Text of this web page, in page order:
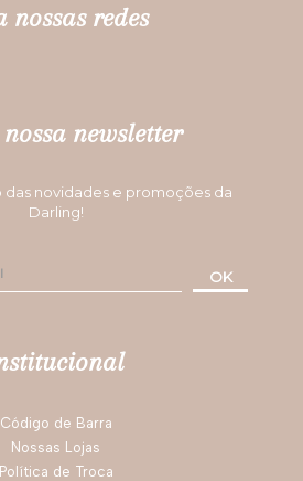
nossas redes
newsletter
novidades e promoções da
Darling!
OK
Código de Barra
Nossas Lojas
Política de Troca